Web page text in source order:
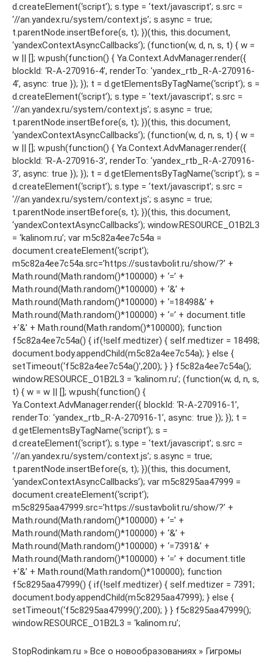
d.createElement(‘script’); s.type = ‘text/javascript’; s.src =
‘//an.yandex.ru/system/context.js’; s.async = true;
t.parentNode.insertBefore(s, t); })(this, this.document,
‘yandexContextAsyncCallbacks’); (function(w, d, n, s, t) { w =
w || []; w.push(function() { Ya.Context.AdvManager.render({
blockId: ‘R-A-270916-4’, renderTo: ‘yandex_rtb_R-A-270916-
4’, async: true }); }); t = d.getElementsByTagName(‘script’); s =
d.createElement(‘script’); s.type = ‘text/javascript’; s.src =
‘//an.yandex.ru/system/context.js’; s.async = true;
t.parentNode.insertBefore(s, t); })(this, this.document,
‘yandexContextAsyncCallbacks’); (function(w, d, n, s, t) { w =
w || []; w.push(function() { Ya.Context.AdvManager.render({
blockId: ‘R-A-270916-3’, renderTo: ‘yandex_rtb_R-A-270916-
3’, async: true }); }); t = d.getElementsByTagName(‘script’); s =
d.createElement(‘script’); s.type = ‘text/javascript’; s.src =
‘//an.yandex.ru/system/context.js’; s.async = true;
t.parentNode.insertBefore(s, t); })(this, this.document,
‘yandexContextAsyncCallbacks’); window.RESOURCE_O1B2L3
= ‘kalinom.ru’; var m5c82a4ee7c54a =
document.createElement(‘script’);
m5c82a4ee7c54a.src=’https://sustavbolit.ru/show/?’ +
Math.round(Math.random()*100000) + ‘=’ +
Math.round(Math.random()*100000) + ‘&’ +
Math.round(Math.random()*100000) + ‘=18498&’ +
Math.round(Math.random()*100000) + ‘=’ + document.title
+’&’ + Math.round(Math.random()*100000); function
f5c82a4ee7c54a() { if(!self.medtizer) { self.medtizer = 18498;
document.body.appendChild(m5c82a4ee7c54a); } else {
setTimeout(‘f5c82a4ee7c54a()’,200); } } f5c82a4ee7c54a();
window.RESOURCE_O1B2L3 = ‘kalinom.ru’; (function(w, d, n, s,
t) { w = w || []; w.push(function() {
Ya.Context.AdvManager.render({ blockId: ‘R-A-270916-1’,
renderTo: ‘yandex_rtb_R-A-270916-1’, async: true }); }); t =
d.getElementsByTagName(‘script’); s =
d.createElement(‘script’); s.type = ‘text/javascript’; s.src =
‘//an.yandex.ru/system/context.js’; s.async = true;
t.parentNode.insertBefore(s, t); })(this, this.document,
‘yandexContextAsyncCallbacks’); var m5c8295aa47999 =
document.createElement(‘script’);
m5c8295aa47999.src=’https://sustavbolit.ru/show/?’ +
Math.round(Math.random()*100000) + ‘=’ +
Math.round(Math.random()*100000) + ‘&’ +
Math.round(Math.random()*100000) + ‘=7391&’ +
Math.round(Math.random()*100000) + ‘=’ + document.title
+’&’ + Math.round(Math.random()*100000); function
f5c8295aa47999() { if(!self.medtizer) { self.medtizer = 7391;
document.body.appendChild(m5c8295aa47999); } else {
setTimeout(‘f5c8295aa47999()’,200); } } f5c8295aa47999();
window.RESOURCE_O1B2L3 = ‘kalinom.ru’;
StopRodinkam.ru » Все о новообразованиях » Гигромы